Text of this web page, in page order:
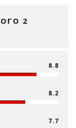
2
8.8
8.2
7.7